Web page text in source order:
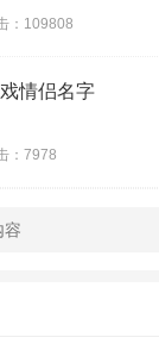
：109808
情侣名字
：7978